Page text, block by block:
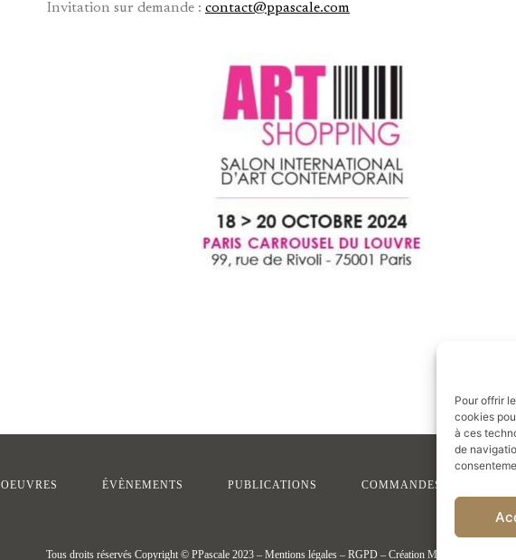
Pour offrir
cookies
à ces
de
Invitation sur demande : contact@ppascale.com
OEUVRES ÉVÈNEMENTS PUBLICATIONS COMMANDES
Tous droits réservés Copyright © PPascale 2023 – Mentions légales – RGPD – Création Marie Coulomb /